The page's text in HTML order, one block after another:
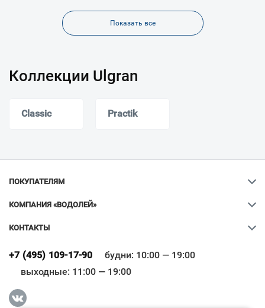
Показать все
Коллекции Ulgran
Classic Practik
ПОКУПАТЕЛЯМ
КОМПАНИЯ «ВОДОЛЕЙ»
КОНТАКТЫ
+7 (495) 109-17-90
будни: 10:00 — 19:00
выходные: 11:00 — 19:00
Всё верно